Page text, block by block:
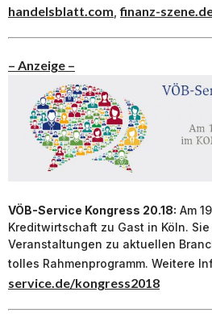
handelsblatt.com,finanz-
– Anzeige –
VÖB-Service Kongress 20.18: Am
Kreditwirtschaft zu Gast in Köln.
Veranstaltungen zu aktuellen
tolles Rahmenprogramm. Weitere
service.de/kongress2018